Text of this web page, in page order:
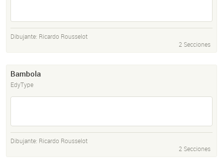
Dibujante: Ricardo Rousselot
2 Secciones
Bambola
EdyType
Dibujante: Ricardo Rousselot
2 Secciones